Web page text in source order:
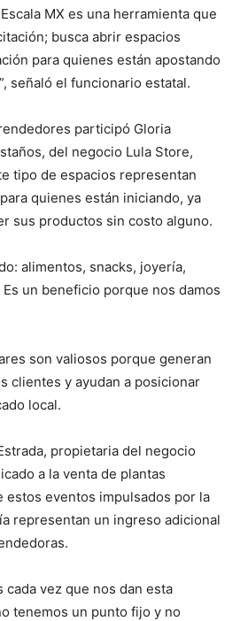
MX es una herramienta que
busca abrir espacios
para quienes están apostando
señaló el funcionario estatal.
participó Gloria
del negocio Lula Store,
tipo de espacios representan
quienes están iniciando, ya
sus productos sin costo alguno.
alimentos, snacks, joyería,
un beneficio porque nos damos
son valiosos porque generan
clientes y ayudan a posicionar
local.
propietaria del negocio
a la venta de plantas
estos eventos impulsados por la
representan un ingreso adicional
cada vez que nos dan esta
tenemos un punto fijo y no